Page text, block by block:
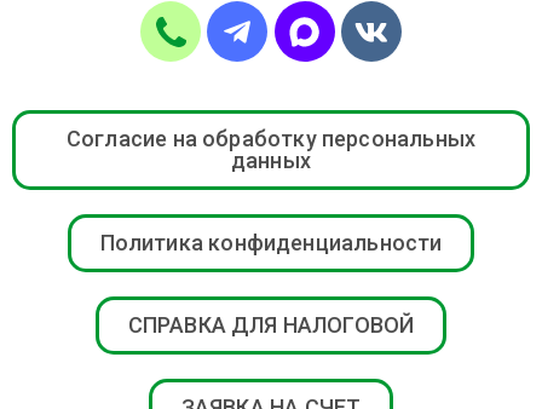
Согласие на обработку персональных
данных
Политика конфиденциальности
СПРАВКА ДЛЯ НАЛОГОВОЙ